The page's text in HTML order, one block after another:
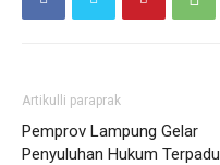
Artikulli paraprak
Pemprov Lampung Gelar
Penyuluhan Hukum Terpadu